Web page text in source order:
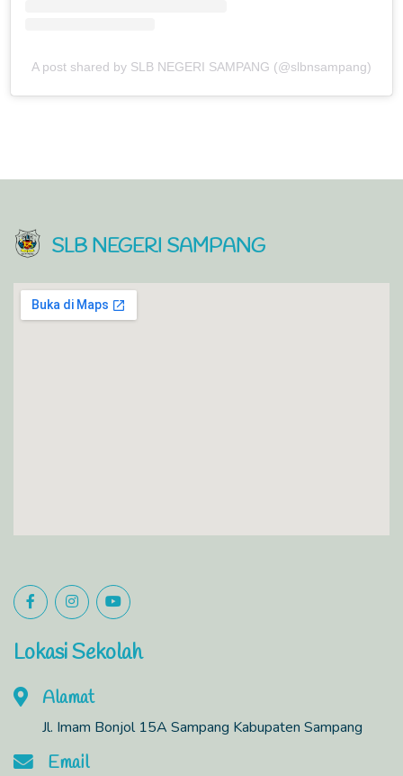
A post shared by SLB NEGERI SAMPANG (@slbnsampang)
SLB NEGERI SAMPANG
Lokasi Sekolah
Alamat
Jl. Imam Bonjol 15A Sampang Kabupaten Sampang
Email